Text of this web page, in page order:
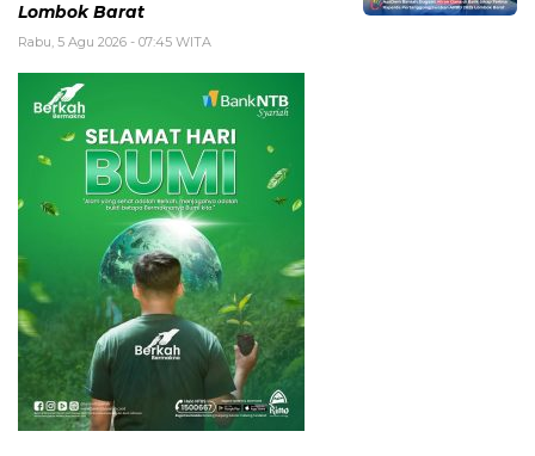
Lombok Barat
Rabu, 5 Agu 2026 - 07:45 WITA